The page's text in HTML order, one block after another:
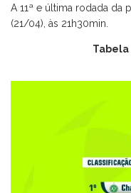
A 11ª e última rodada da
(21/04), às 21h30min.